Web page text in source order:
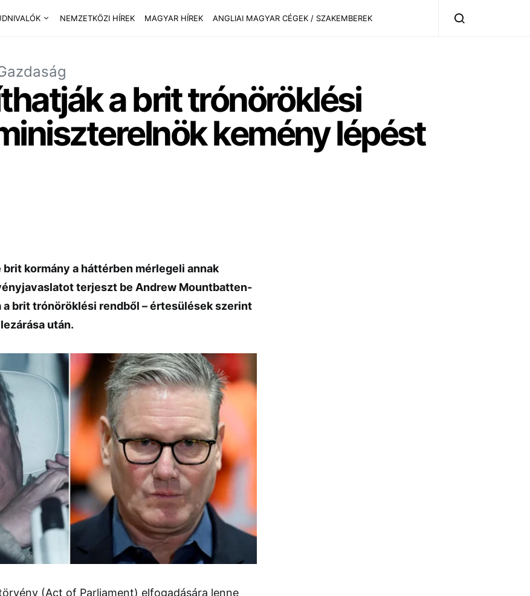
NEMZETKÖZI HÍREK MAGYAR HÍREK ANGLIAI MAGYAR CÉGEK / SZAKEMBEREK
a brit trónöröklési
kemény lépést
kormány a háttérben mérlegeli annak
terjeszt be Andrew Mountbatten-
brit trónöröklési rendből – értesülések szerint
után.
(Act of Parliament) elfogadására lenne